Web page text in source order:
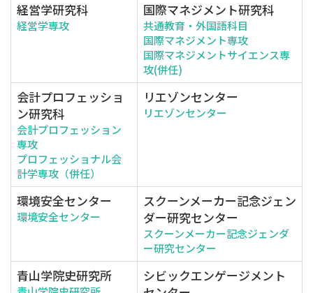
経営学研究科
経営学専攻
国際マネジメント研究科
共通教育・外国語科目
国際マネジメント専攻
国際マネジメントサイエンス専
攻(併任)
会計プロフェッショ
ン研究科
会計プロフェッション
専攻
プロフェッショナル会
計学専攻（併任）
リエゾンセンター
リエゾンセンター
環境安全センター
環境安全センター
スクーンメーカー記念ジェン
ダー研究センター
スクーンメーカー記念ジェンダ
ー研究センター
青山学院史研究所
シビックエンゲージメント